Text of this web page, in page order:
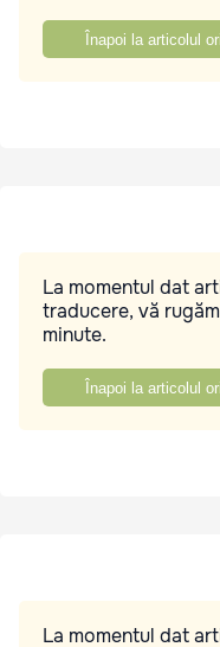
Înapoi la articolul
La momentul dat
traducere, vă
minute.
Înapoi la articolul
La momentul dat